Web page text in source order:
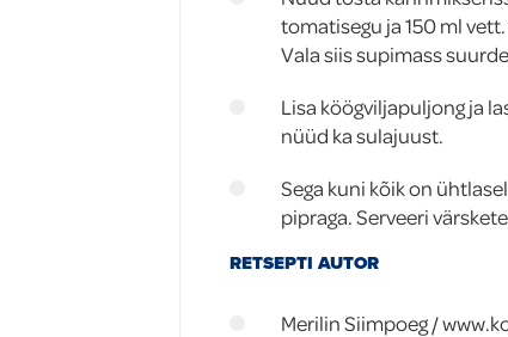
tomatisegu ja 150 ml
Vala siis supimass
Lisa köögviljapuljong ja
nüüd ka sulajuust.
Sega kuni kõik on
pipraga. Serveeri
RETSEPTI AUTOR
Merilin Siimpoeg /